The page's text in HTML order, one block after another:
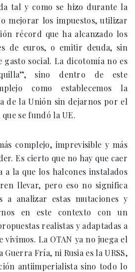
tal y como se hizo durante la
mejorar los impuestos, utilizar
récord que ha alcanzado los
de euros, o emitir deuda, sin
social. La dicotomía no es
sino dentro de este
como establecemos la
de la Unión sin dejarnos por el
se fundó la UE.
complejo, imprevisible y más
Es cierto que no hay que caer
a la que los halcones instalados
llevar, pero eso no significa
a analizar estas mutaciones y
en este contexto con un
realistas y adaptadas a
vivimos. La OTAN ya no juega el
Guerra Fría, ni Rusia es la URSS,
antiimperialista sino todo lo